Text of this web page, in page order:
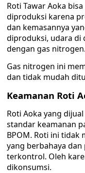
Roti Tawar Aoka
diproduksi karena
dan kemasannya
diproduksi, udara di
dengan gas nitrogen.
Gas nitrogen ini
dan tidak mudah
Keamanan Roti
Roti Aoka yang
standar keamanan
BPOM. Roti ini tidak
yang berbahaya
terkontrol. Oleh
dikonsumsi.